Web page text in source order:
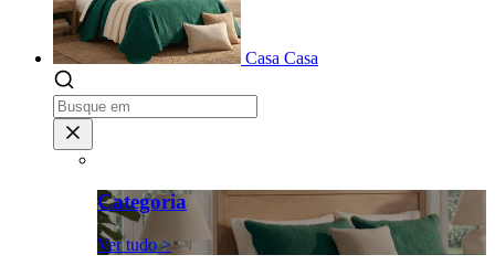
Casa Casa
Categoria
Ver tudo >